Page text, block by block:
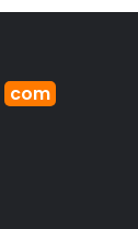
com